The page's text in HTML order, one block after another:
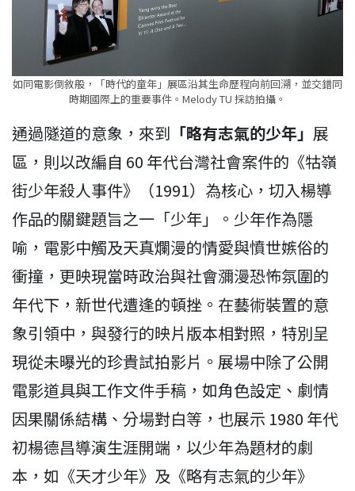
如同電影倒敘般，「時代的童年」展區沿其生命歷程向前回溯，並交錯同
時期國際上的重要事件。Melody TU 採訪拍攝。
通過隧道的意象，來到 「略有志氣的少年」 展
區，則以改編自 60 年代台灣社會案件的《牯嶺
街少年殺人事件》（1991）為核心，切入楊導
作品的關鍵題旨之一「少年」。少年作為隱
喻，電影中觸及天真爛漫的情愛與憤世嫉俗的
衝撞，更映現當時政治與社會瀰漫恐怖氛圍的
年代下，新世代遭逢的頓挫。在藝術裝置的意
象引領中，與發行的映片版本相對照，特別呈
現從未曝光的珍貴試拍影片。展場中除了公開
電影道具與工作文件手稿，如角色設定、劇情
因果關係結構、分場對白等，也展示 1980 年代
初楊德昌導演生涯開端，以少年為題材的劇
本，如《天才少年》及《略有志氣的少年》